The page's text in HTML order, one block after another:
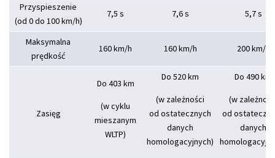
Przyspieszenie
(od 0 do 100 km/h)
7,5 s 7,6 s 5,7 s
Maksymalna
prędkość
160 km/h 160 km/h 200 km/h
Zasięg
Do 403 km
(w cyklu
mieszanym
WLTP)
Do 520 km
(w zależności
od ostatecznych
danych
homologacyjnych)
Do 490 km
(w
od
danych